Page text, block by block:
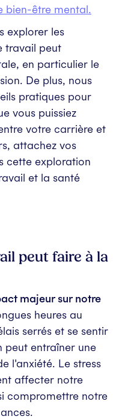
bien-être mental.
explorer les
travail peut
en particulier le
De plus, nous
pratiques pour
vous puissiez
votre carrière et
attachez vos
cette exploration
et la santé
peut faire à la
majeur sur notre
heures au
serrés et se sentir
peut entraîner une
l'anxiété. Le stress
affecter notre
compromettre notre